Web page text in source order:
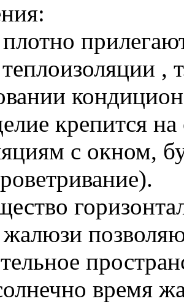
,
крепится
с окном,
время